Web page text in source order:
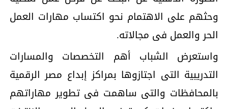
وحثهم على الاهتمام نحو اكتساب مهارات العمل
الحر والعمل فى مجالاته.
واستعرض الشباب أهم التخصصات والمسارات
التدريبية التى اجتازوها بمراكز إبداع مصر الرقمية
بالمحافظات والتى ساهمت فى تطوير مهاراتهم